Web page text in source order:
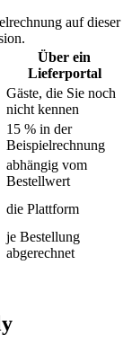
auf dieser
Über ein
Lieferportal
Gäste, die Sie noch
nicht kennen
15 % in der
Beispielrechnung
abhängig vom
Bestellwert
die Plattform
je Bestellung
abgerechnet